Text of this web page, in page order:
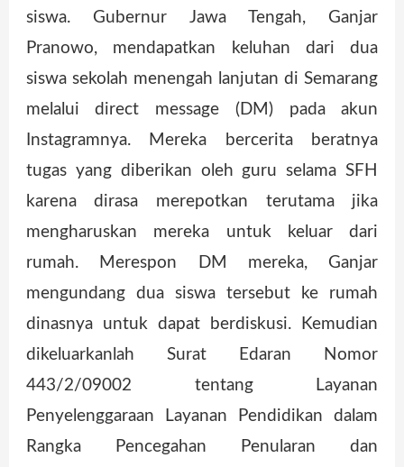
siswa. Gubernur Jawa Tengah, Ganjar
Pranowo, mendapatkan keluhan dari dua
siswa sekolah menengah lanjutan di Semarang
melalui direct message (DM) pada akun
Instagramnya. Mereka bercerita beratnya
tugas yang diberikan oleh guru selama SFH
karena dirasa merepotkan terutama jika
mengharuskan mereka untuk keluar dari
rumah. Merespon DM mereka, Ganjar
mengundang dua siswa tersebut ke rumah
dinasnya untuk dapat berdiskusi. Kemudian
dikeluarkanlah Surat Edaran Nomor
443/2/09002 tentang Layanan
Penyelenggaraan Layanan Pendidikan dalam
Rangka Pencegahan Penularan dan